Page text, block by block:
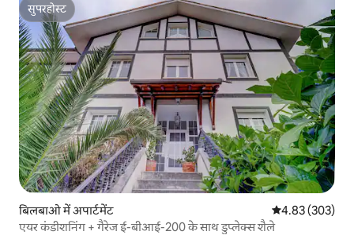
सुपरहोस्ट
सुपरहोस्ट
बिलबाओ में अपार्टमेंट औसत रेटिंग 5 में से
4.83 (303)
एयर कंडीशनिंग + गैरेज ई-बीआई-200 के साथ डुप्लेक्स शैले